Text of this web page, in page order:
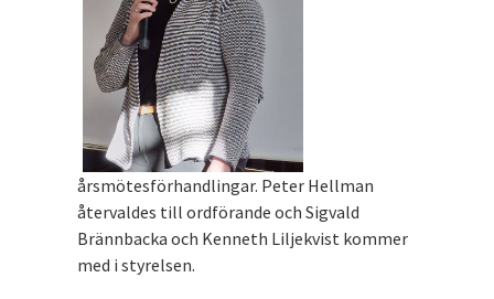
årsmötesförhandlingar. Peter Hellman
återvaldes till ordförande och Sigvald
Brännbacka och Kenneth Liljekvist kommer
med i styrelsen.